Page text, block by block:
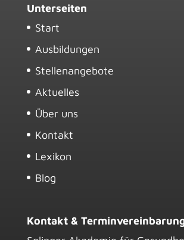
Unterseiten
Start
Ausbildungen
Stellenangebote
Aktuelles
Über uns
Kontakt
Lexikon
Blog
Kontakt &